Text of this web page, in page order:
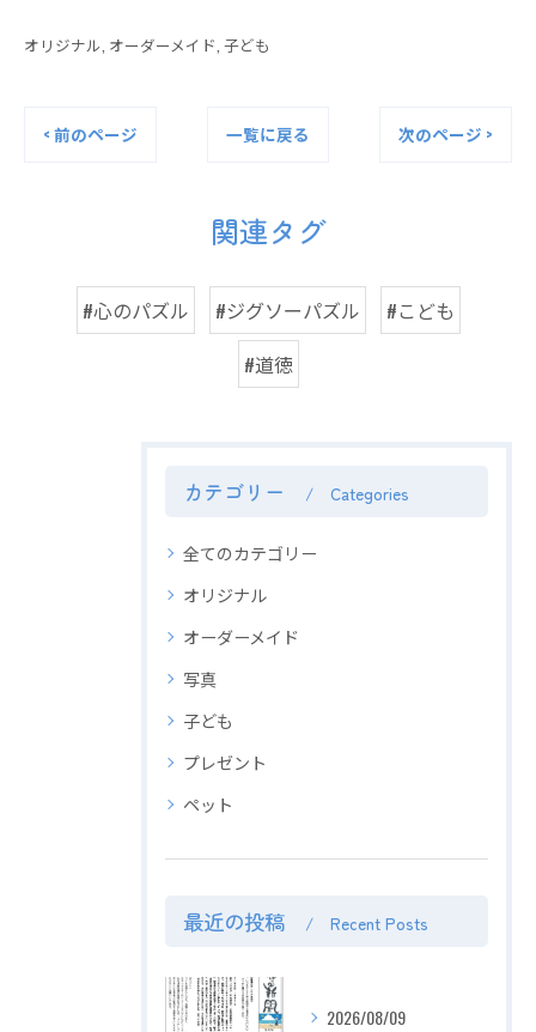
オリジナル オーダーメイド 子ども
< 前のページ 一覧に戻る 次のページ >
関連タグ
#心のパズル #ジグソーパズル
#こども
#道徳
カテゴリー Categories
全てのカテゴリー
オリジナル
オーダーメイド
写真
子ども
プレゼント
ペット
最近の投稿 Recent Posts
2026/08/09